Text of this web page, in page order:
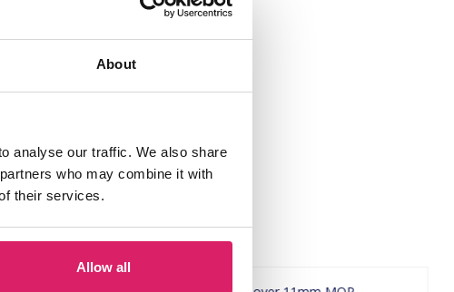
About
analyse our traffic. We also share
who may combine it with
their services.
Allow all